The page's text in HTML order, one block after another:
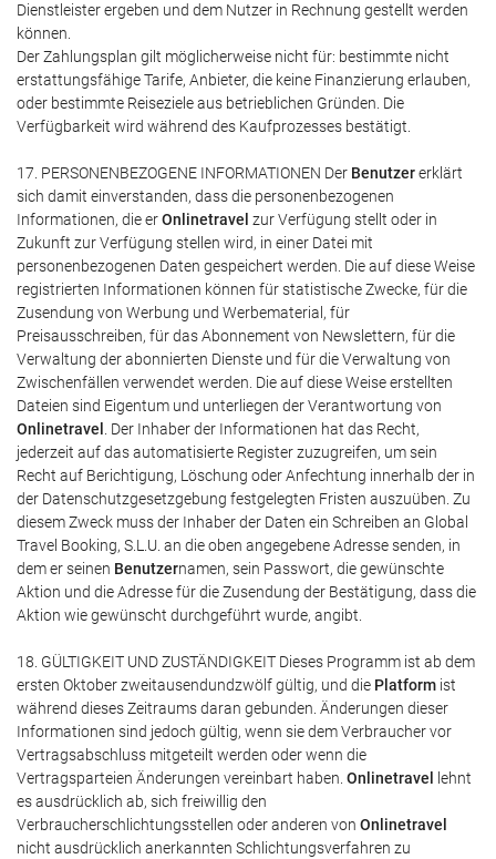
Dienstleister ergeben und dem Nutzer in Rechnung gestellt werden
können.
Der Zahlungsplan gilt möglicherweise nicht für: bestimmte nicht
erstattungsfähige Tarife, Anbieter, die keine Finanzierung erlauben,
oder bestimmte Reiseziele aus betrieblichen Gründen. Die
Verfügbarkeit wird während des Kaufprozesses bestätigt.
17. PERSONENBEZOGENE INFORMATIONEN Der Benutzererklärt
sich damit einverstanden, dass die personenbezogenen
Informationen, die erOnlinetravel zur Verfügung stellt oder in
Zukunft zur Verfügung stellen wird, in einer Datei mit
personenbezogenen Daten gespeichert werden. Die auf diese Weise
registrierten Informationen können für statistische Zwecke, für die
Zusendung von Werbung und Werbematerial, für
Preisausschreiben, für das Abonnement von Newslettern, für die
Verwaltung der abonnierten Dienste und für die Verwaltung von
Zwischenfällen verwendet werden. Die auf diese Weise erstellten
Dateien sind Eigentum und unterliegen der Verantwortung von
Onlinetravel
. Der Inhaber der Informationen hat das Recht,
jederzeit auf das automatisierte Register zuzugreifen, um sein
Recht auf Berichtigung, Löschung oder Anfechtung innerhalb der in
der Datenschutzgesetzgebung festgelegten Fristen auszuüben. Zu
diesem Zweck muss der Inhaber der Daten ein Schreiben an Global
Travel Booking, S.L.U. an die oben angegebene Adresse senden, in
dem er seinen Benutzernamen, sein Passwort, die gewünschte
Aktion und die Adresse für die Zusendung der Bestätigung, dass die
Aktion wie gewünscht durchgeführt wurde, angibt.
18. GÜLTIGKEIT UND ZUSTÄNDIGKEIT Dieses Programm ist ab dem
ersten Oktober zweitausendundzwölf gültig, und die Platform ist
während dieses Zeitraums daran gebunden. Änderungen dieser
Informationen sind jedoch gültig, wenn sie dem Verbraucher vor
Vertragsabschluss mitgeteilt werden oder wenn die
Vertragsparteien Änderungen vereinbart haben. Onlinetravel
lehnt
es ausdrücklich ab, sich freiwillig den
Verbraucherschlichtungsstellen oder anderen von Onlinetravel
nicht ausdrücklich anerkannten Schlichtungsverfahren zu